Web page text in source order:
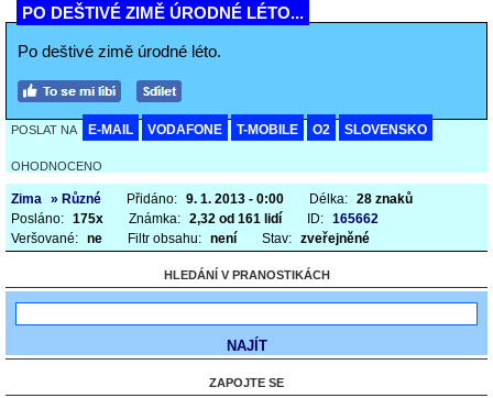
PO DEŠTIVÉ ZIMĚ ÚRODNÉ LÉTO...
Po deštivé zimě úrodné léto.
POSLAT NA E-MAIL VODAFONE T-MOBILE O2 SLOVENSKO
OHODNOCENO
Zima » Různé Přidáno: 9. 1. 2013 - 0:00 Délka: 28 znaků
Posláno: 175x Známka: 2,32 od 161 lidí ID: 165662
Veršované: ne Filtr obsahu: není Stav: zveřejněné
HLEDÁNÍ V PRANOSTIKÁCH
ZAPOJTE SE